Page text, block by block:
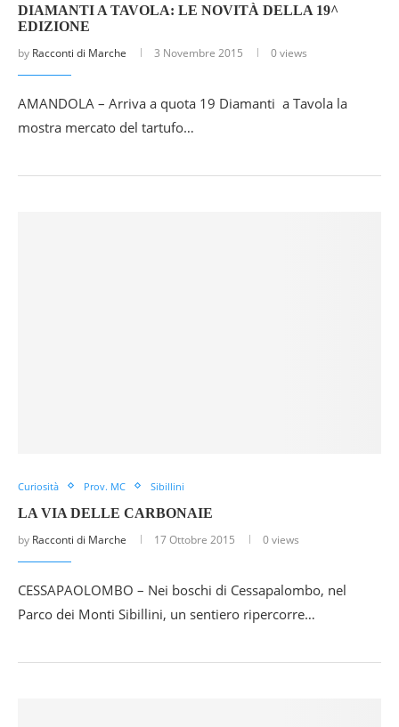
DIAMANTI A TAVOLA: LE NOVITÀ DELLA 19^
EDIZIONE
by Racconti di Marche 3 Novembre 2015 0 views
AMANDOLA – Arriva a quota 19 Diamanti a Tavola la
mostra mercato del tartufo…
Curiosità Prov. MC Sibillini
LA VIA DELLE CARBONAIE
by Racconti di Marche 17 Ottobre 2015 0 views
CESSAPAOLOMBO – Nei boschi di Cessapalombo, nel
Parco dei Monti Sibillini, un sentiero ripercorre…